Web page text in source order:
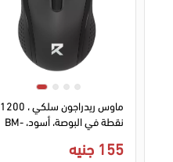
ماوس ريدراجون سلكي ، 1200
نقطة في البوصة، أسود، BM-
155 جنيه